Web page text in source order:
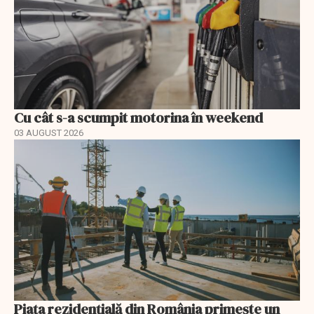
Cu cât s-a scumpit motorina în weekend
03 AUGUST 2026
Piața rezidențială din România primește un